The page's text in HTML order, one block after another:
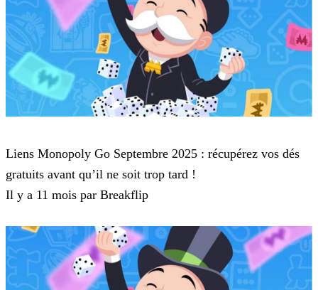
Liens Monopoly Go Septembre 2025 : récupérez vos dés
gratuits avant qu’il ne soit trop tard !
Il y a 11 mois par Breakflip